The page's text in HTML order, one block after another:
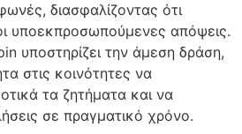
διασφαλίζοντας ότι
υποεκπροσωπούμενες απόψεις.
υποστηρίζει την άμεση δράση,
στις κοινότητες να
τα ζητήματα και να
σε πραγματικό χρόνο.